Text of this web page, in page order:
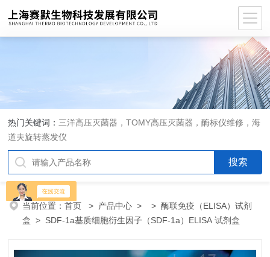
热门关键词： 三洋高压灭菌器，TOMY高压灭菌器，酶标仪维修，海
道夫旋转蒸发仪
当前位置：首页 > 产品中心 > >酶联免疫（ELISA）试剂
盒 > SDF-1a基质细胞衍生因子（SDF-1a）ELISA 试剂盒